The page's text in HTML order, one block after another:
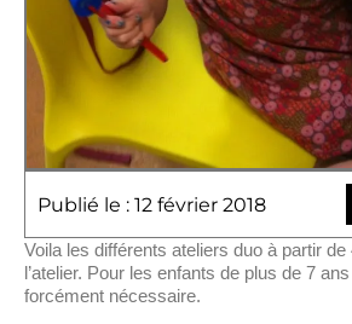
Publié le : 12 février 2018
Voila les différents ateliers duo à partir
l’atelier. Pour les enfants de plus de 7
forcément nécessaire.